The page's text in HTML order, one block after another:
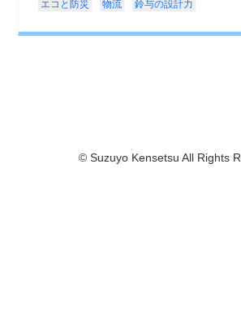
エコと防災 物流 鈴与の設計力
© Suzuyo Kensetsu All Rights